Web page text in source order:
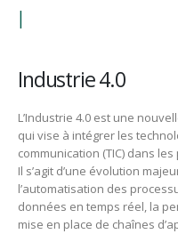
I
Industrie 4.0
L’Industrie 4.0 est une
qui vise à intégrer les
communication (TIC) dans
Il s’agit d’une évolution
l’automatisation des
données en temps réel, la
mise en place de chaînes